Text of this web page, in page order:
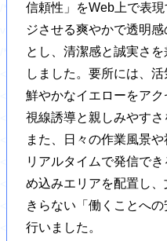
信頼性」をWeb上で表
ジさせる爽やかで透明
とし、清潔感と誠実さ
しました。要所には、
鮮やかなイエローをアク
視線誘導と親しみやすさ
また、日々の作業風景
リアルタイムで発信で
め込みエリアを配置し
きらない「働くことへ
行いました。
/* <![CDATA[ */
var rlArgs =
/* ]]> */
</script>
<script type='text/javascript'
<script type='text/javascript'
<script type='text/javascript'
<script type='text/javascript'
<script type='text/javascript'
<script type='text/javascript'
<script type='text/javascript'